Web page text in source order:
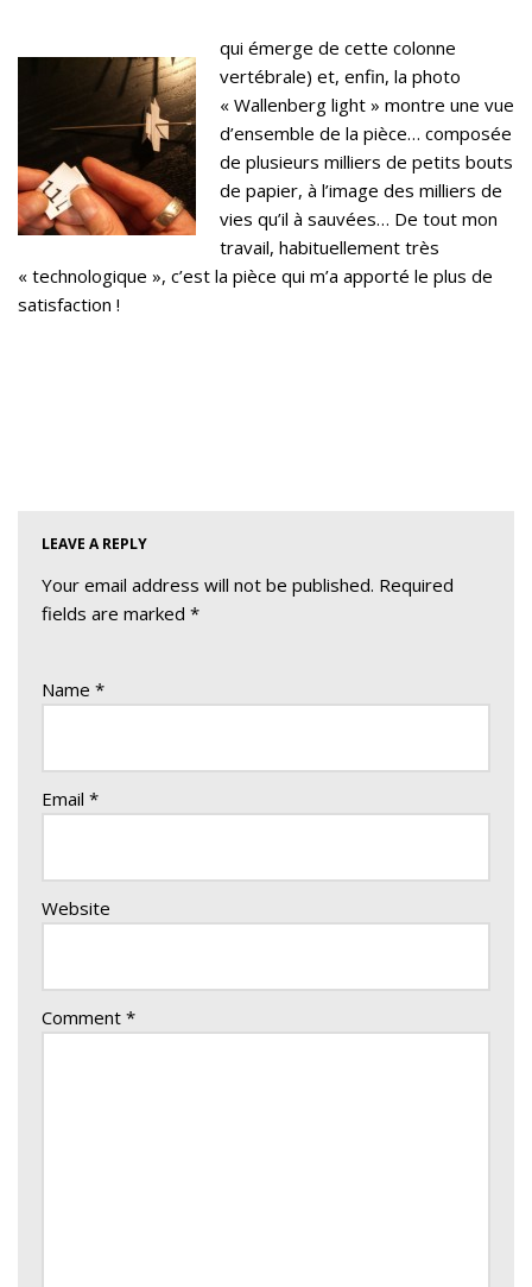
qui émerge de cette colonne
vertébrale) et, enfin, la photo
« Wallenberg light » montre une vue
d’ensemble de la pièce… composée
de plusieurs milliers de petits bouts
de papier, à l’image des milliers de
vies qu’il à sauvées… De tout mon
travail, habituellement très
« technologique », c’est la pièce qui m’a apporté le plus de
satisfaction !
LEAVE A REPLY
Your email address will not be published. Required
fields are marked *
Name *
Email *
Website
Comment *